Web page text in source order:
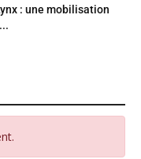
: une mobilisation